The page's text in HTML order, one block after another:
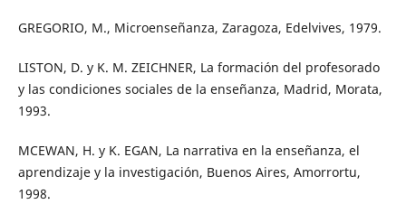
GREGORIO, M., Microenseñanza, Zaragoza, Edelvives, 1979.
LISTON, D. y K. M. ZEICHNER, La formación del profesorado
y las condiciones sociales de la enseñanza, Madrid, Morata,
1993.
MCEWAN, H. y K. EGAN, La narrativa en la enseñanza, el
aprendizaje y la investigación, Buenos Aires, Amorrortu,
1998.